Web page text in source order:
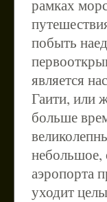
рамках
побыть
является
Гаити, или
больше
небольшое,
аэропорта
уходит